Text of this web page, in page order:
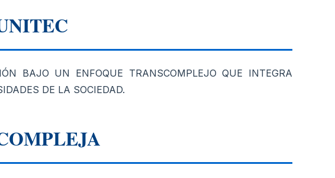
BAJO UN ENFOQUE TRANSCOMPLEJO QUE INTEGRA
DE LA SOCIEDAD.